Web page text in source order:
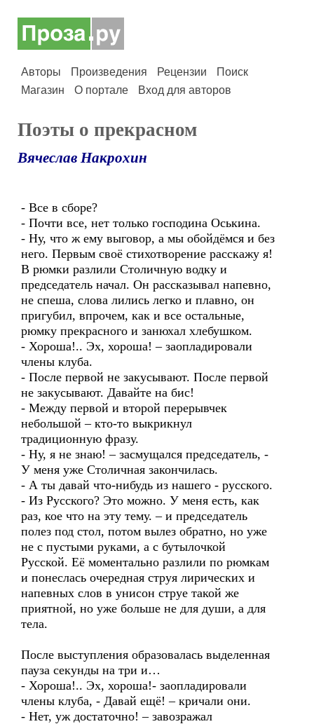
Авторы Произведения Рецензии
Поиск
Магазин
О портале Вход для авторов
Поэты о прекрасном
Вячеслав Накрохин
- Все в сборе?
- Почти все, нет только господина Оськина.
- Ну, что ж ему выговор, а мы обойдёмся и без
него. Первым своё стихотворение расскажу я!
В рюмки разлили Столичную водку и
председатель начал. Он рассказывал напевно,
не спеша, слова лились легко и плавно, он
пригубил, впрочем, как и все остальные,
рюмку прекрасного и занюхал хлебушком.
- Хороша!.. Эх, хороша! – заопладировали
члены клуба.
- После первой не закусывают. После первой
не закусывают. Давайте на бис!
- Между первой и второй перерывчек
небольшой – кто-то выкрикнул
традиционную фразу.
- Ну, я не знаю! – засмущался председатель, -
У меня уже Столичная закончилась.
- А ты давай что-нибудь из нашего - русского.
- Из Русского? Это можно. У меня есть, как
раз, кое что на эту тему. – и председатель
полез под стол, потом вылез обратно, но уже
не с пустыми руками, а с бутылочкой
Русской. Её моментально разлили по рюмкам
и понеслась очередная струя лирических и
напевных слов в унисон струе такой же
приятной, но уже больше не для души, а для
тела.
После выступления образовалась выделенная
пауза секунды на три и…
- Хороша!.. Эх, хороша!- заопладировали
члены клуба, - Давай ещё! – кричали они.
- Нет, уж достаточно! – завозражал